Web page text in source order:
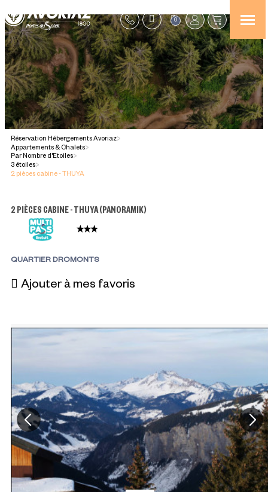
0
Réservation Hébergements Avoriaz>
Appartements & Chalets>
Par Nombre d'Etoiles>
3 étoiles>
2 pièces cabine - THUYA
2 PIÈCES CABINE - THUYA(PANORAMIK)
QUARTIER DROMONTS
Ajouter à mes favoris